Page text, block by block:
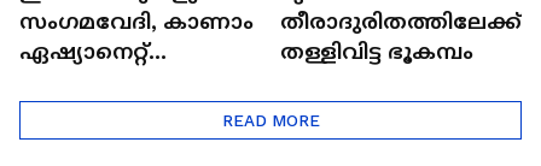
സംഗമവേദി, കാണാം
ഏഷ്യാനെറ്റ്
തീരാദുരിതത്തിലേക്ക്
തള്ളിവിട്ട ഭൂകമ്പം
READ MORE